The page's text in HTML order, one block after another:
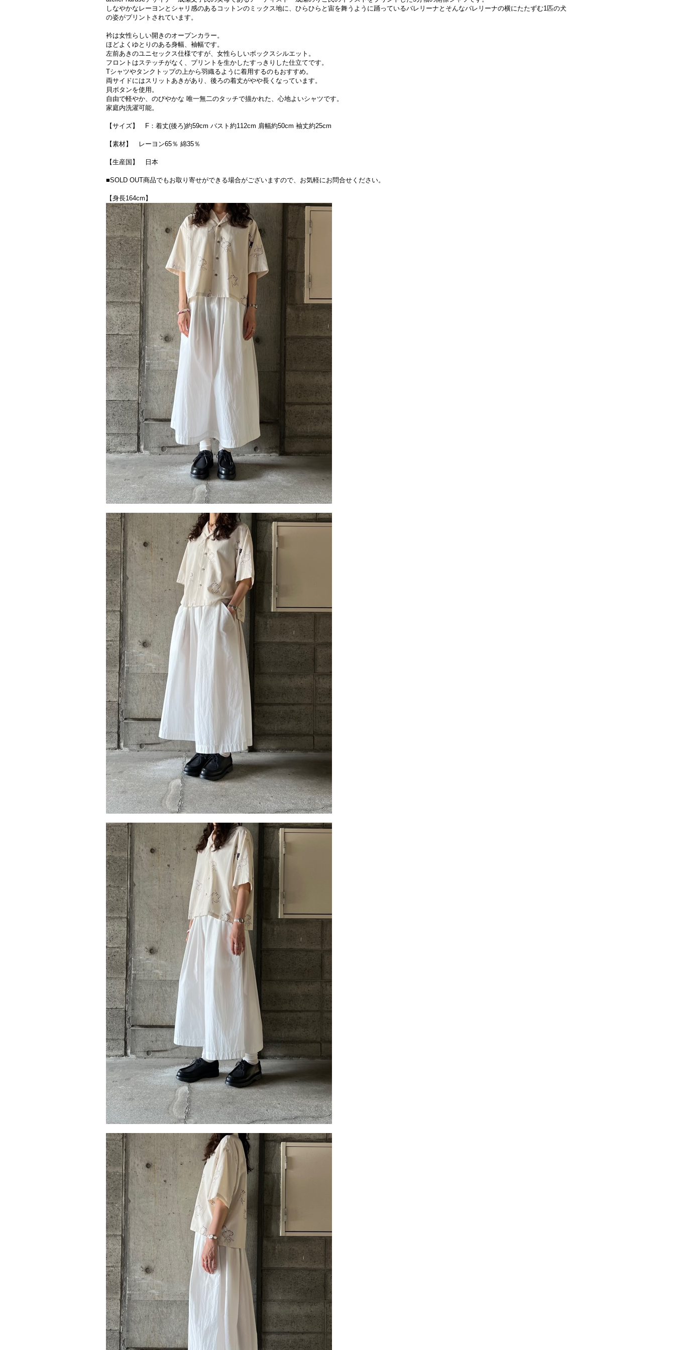
しなやかなレーヨンとシャリ感のあるコットンのミックス地に、ひらひらと宙を舞うように踊っているバレリーナとそんなバレリーナの横にたたずむ1匹の犬
の姿がプリントされています。
衿は女性らしい開きのオープンカラー。
ほどよくゆとりのある身幅、袖幅です。
左前あきのユニセックス仕様ですが、女性らしいボックスシルエット。
フロントはステッチがなく、プリントを生かしたすっきりした仕立てです。
Tシャツやタンクトップの上から羽織るように着用するのもおすすめ。
両サイドにはスリットあきがあり、後ろの着丈がやや長くなっています。
貝ボタンを使用。
自由で軽やか、のびやかな 唯一無二のタッチで描かれた、心地よいシャツです。
家庭内洗濯可能。
【サイズ】 F：着丈(後ろ)約59cm バスト約112cm 肩幅約50cm 袖丈約25cm
【素材】 レーヨン65％ 綿35％
【生産国】 日本
■SOLD OUT商品でもお取り寄せができる場合がございますので、お気軽にお問合せください。
【身長164cm】